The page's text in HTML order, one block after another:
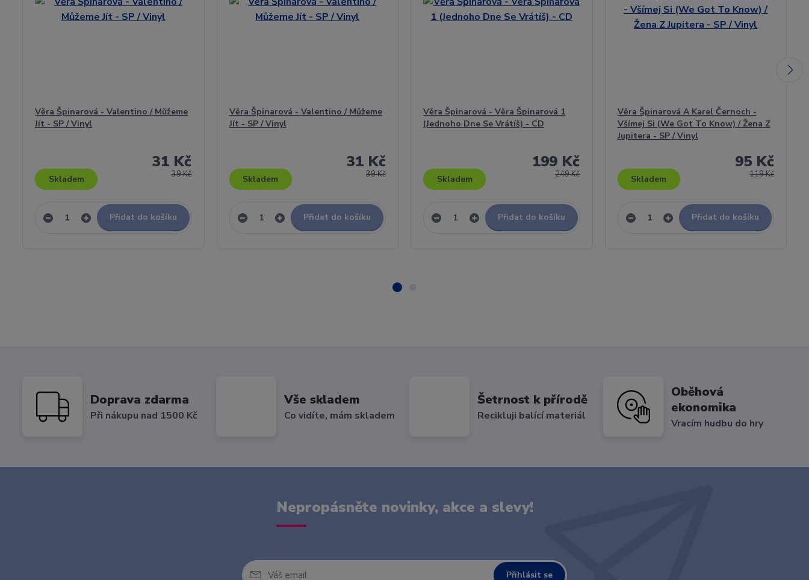
Věra Špinarová - Valentino / Můžeme
Jít - SP / Vinyl
39 Kč
31 Kč
Skladem
Přidat do košíku
Věra Špinarová - Valentino / Můžeme
Jít - SP / Vinyl
39 Kč
31 Kč
Skladem
Přidat do košíku
Věra Špinarová - Věra Špinarová 1
(Jednoho Dne Se Vrátíš) - CD
249 Kč
199 Kč
Skladem
Přidat do košíku
Věra Špinarová A Karel Černoch -
Všímej Si (We Got To Know) / Žena Z
Jupitera - SP / Vinyl
119 Kč
95 Kč
Skladem
Přidat do košíku
Doprava zdarma
Při nákupu nad 1500 Kč
Vše skladem
Co vidíte, mám skladem
Šetrnost k přírodě
Recikluji balící materiál
Oběhová
ekonomika
Vracím hudbu do hry
Nepropásněte novinky, akce a slevy!
Přihlásit se